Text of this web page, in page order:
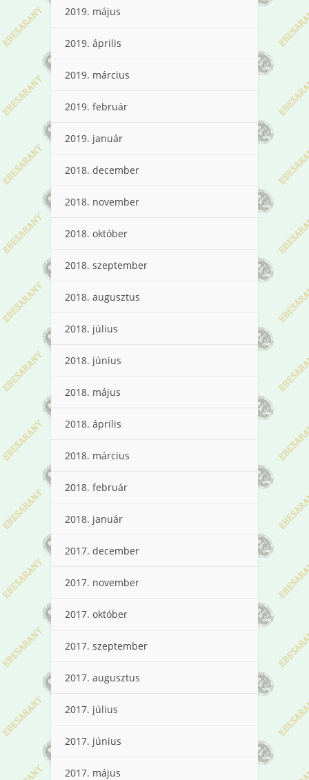
2019. május
2019. április
2019. március
2019. február
2019. január
2018. december
2018. november
2018. október
2018. szeptember
2018. augusztus
2018. július
2018. június
2018. május
2018. április
2018. március
2018. február
2018. január
2017. december
2017. november
2017. október
2017. szeptember
2017. augusztus
2017. július
2017. június
2017. május